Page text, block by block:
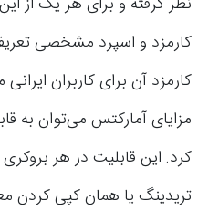
نظر گرفته و برای هر یک از
کارمزد و اسپرد مشخصی
کارمزد آن برای کاربران
مزایای آمارکتس می‌توان به
کرد. این قابلیت در هر
تریدینگ یا همان کپی کردن